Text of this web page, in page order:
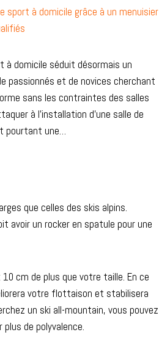
sport à domicile grâce à un menuisier
à domicile séduit désormais un
passionnés et de novices cherchant
sans les contraintes des salles
à l’installation d’une salle de
pourtant une…
que celles des skis alpins.
avoir un rocker en spatule pour une
cm de plus que votre taille. En ce
votre flottaison et stabilisera
un ski all-mountain, vous pouvez
de polyvalence.